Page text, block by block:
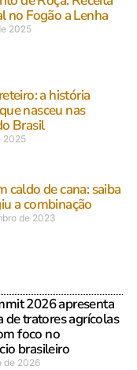
no Fogão a Lenha
2025
a história
nasceu nas
Brasil
2025
caldo de cana: saiba
a combinação
de 2023
2026 apresenta
de tratores agrícolas
foco no
brasileiro
de 2026